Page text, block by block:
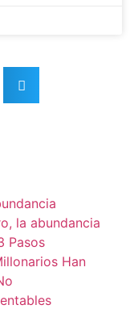
la abundancia
Pasos
Han